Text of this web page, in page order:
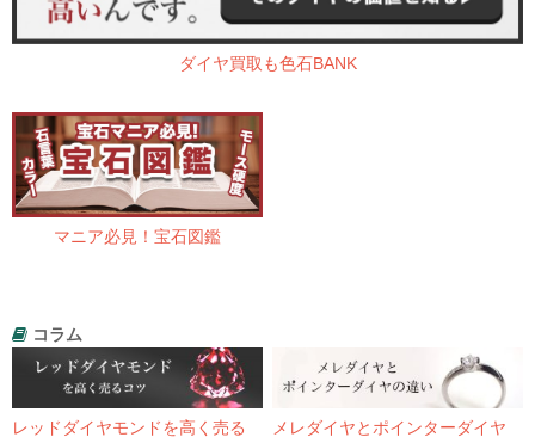
ダイヤ買取も色石BANK
マニア必見！宝石図鑑
コラム
レッドダイヤモンドを高く売る
メレダイヤとポインターダイヤ